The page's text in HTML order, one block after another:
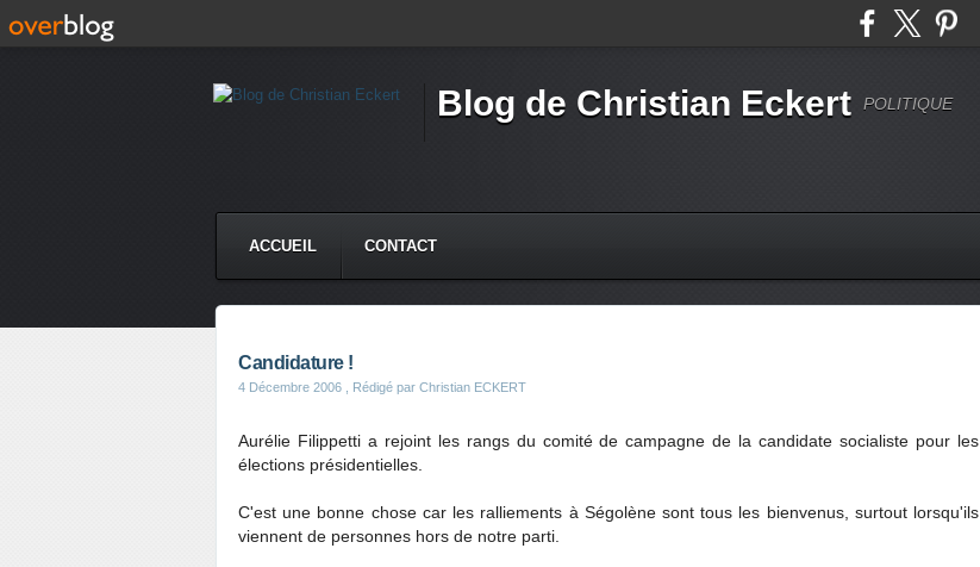
Blog de Christian Eckert POLITIQUE
ACCUEIL CONTACT
Candidature !
4 Décembre 2006 , Rédigé par Christian ECKERT
Aurélie Filippetti a rejoint les rangs du comité de campagne de la candidate socialiste pour les
élections présidentielles.
C'est une bonne chose car les ralliements à Ségolène sont tous les bienvenus, surtout lorsqu'ils
viennent de personnes hors de notre parti.